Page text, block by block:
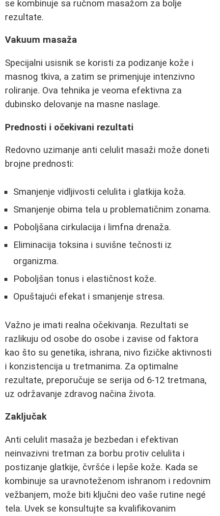
se kombinuje sa ručnom masažom za bolje
rezultate.
Vakuum masaža
Specijalni usisnik se koristi za podizanje kože i
masnog tkiva, a zatim se primenjuje intenzivno
roliranje. Ova tehnika je veoma efektivna za
dubinsko delovanje na masne naslage.
Prednosti i očekivani rezultati
Redovno uzimanje anti celulit masaži može doneti
brojne prednosti:
Smanjenje vidljivosti celulita i glatkija koža.
Smanjenje obima tela u problematičnim zonama.
Poboljšana cirkulacija i limfna drenaža.
Eliminacija toksina i suvišne tečnosti iz
organizma.
Poboljšan tonus i elastičnost kože.
Opuštajući efekat i smanjenje stresa.
Važno je imati realna očekivanja. Rezultati se
razlikuju od osobe do osobe i zavise od faktora
kao što su genetika, ishrana, nivo fizičke aktivnosti
i konzistencija u tretmanima. Za optimalne
rezultate, preporučuje se serija od 6-12 tretmana,
uz održavanje zdravog načina života.
Zaključak
Anti celulit masaža je bezbedan i efektivan
neinvazivni tretman za borbu protiv celulita i
postizanje glatkije, čvršće i lepše kože. Kada se
kombinuje sa uravnoteženom ishranom i redovnim
vežbanjem, može biti ključni deo vaše rutine negé
tela. Uvek se konsultujte sa kvalifikovanim